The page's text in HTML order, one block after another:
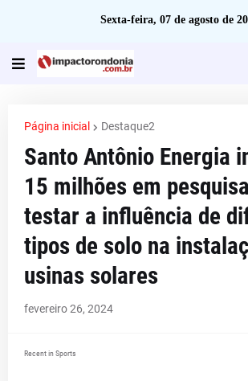
Sexta-feira, 07 de agosto de
Página inicial Destaque2
Santo Antônio Energia
15 milhões em
testar a influência de
tipos de solo na
usinas solares
fevereiro 26, 2024
Recent in Sports